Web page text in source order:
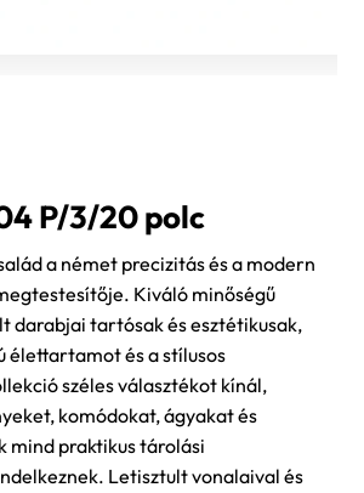
P/3/20 polc
a német precizitás és a modern
Kiváló minőségű
darabjai tartósak és esztétikusak,
élettartamot és a stílusos
széles választékot kínál,
komódokat, ágyakat és
mind praktikus tárolási
Letisztult vonalaival és